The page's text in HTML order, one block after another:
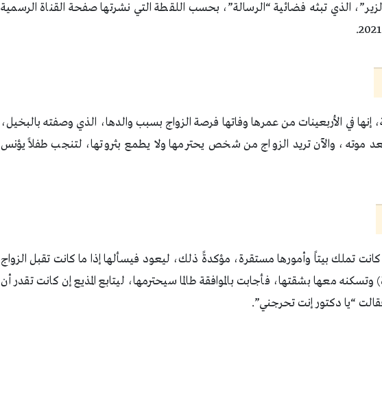
الذي تبثه فضائية “الرسالة”، بحسب اللقطة التي نشرتها صفحة القناة الرسمية
إنها في الأربعينات من عمرها وفاتها فرصة الزواج بسبب والدها، الذي وصفته بالبخيل،
بعد موته، والآن تريد الزواج من شخص يحترمها ولا يطمع بثروتها، لتنجب طفلاً يؤنس
كانت تملك بيتاً وأمورها مستقرة، مؤكدةً ذلك، ليعود فيسألها إذا ما كانت تقبل الزواج
معها بشقتها، فأجابت بالموافقة طالما سيحترمها، ليتابع المذيع إن كانت تقدر أن
“يا دكتور إنت تحرجني”.